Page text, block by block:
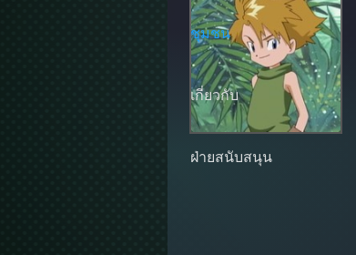
ชุมชน
เกี่ยวกับ
ฝ่ายสนับสนุน